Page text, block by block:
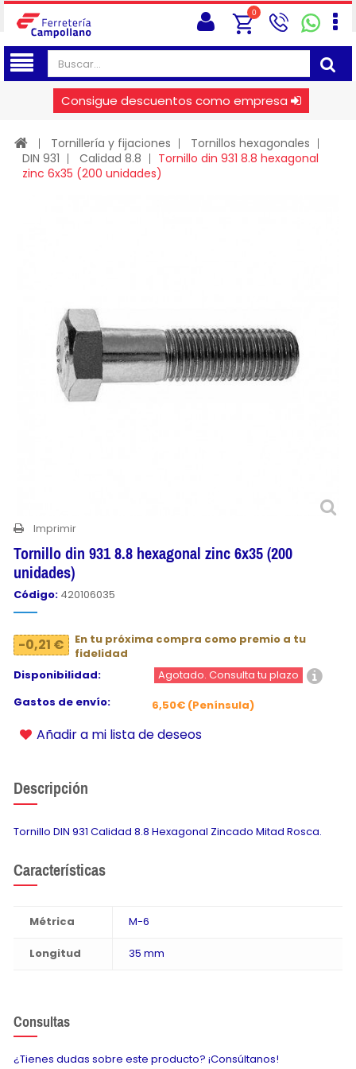
0
Consigue descuentos como empresa
Tornillería y fijaciones
Tornillos hexagonales
DIN 931
Calidad 8.8
Tornillo din 931 8.8 hexagonal
zinc 6x35 (200 unidades)
Imprimir
Tornillo din 931 8.8 hexagonal zinc 6x35 (200
unidades)
Código: 420106035
-0,21 €
En tu próxima compra como premio a tu
fidelidad
Disponibilidad:
Agotado. Consulta tu plazo
Gastos de envío:
6,50€ (Península)
Añadir a mi lista de deseos
Descripción
Tornillo DIN 931 Calidad 8.8 Hexagonal Zincado Mitad Rosca.
Características
Métrica M-6
Longitud 35 mm
Consultas
¿Tienes dudas sobre este producto? ¡Consúltanos!